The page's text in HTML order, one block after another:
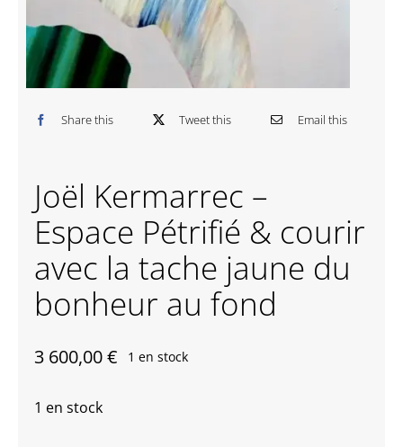
Contactez-nous
Share this Tweet this Email this
Joël Kermarrec –
Espace Pétrifié & courir
avec la tache jaune du
bonheur au fond
3 600,00€ 1 en stock
1 en stock